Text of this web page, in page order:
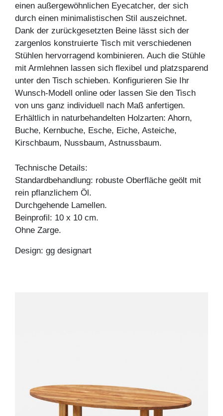
einen außergewöhnlichen Eyecatcher, der sich
durch einen minimalistischen Stil auszeichnet.
Dank der zurückgesetzten Beine lässt sich der
zargenlos konstruierte Tisch mit verschiedenen
Stühlen hervorragend kombinieren. Auch die Stühle
mit Armlehnen lassen sich flexibel und platzsparend
unter den Tisch schieben. Konfigurieren Sie Ihr
Wunsch-Modell online oder lassen Sie den Tisch
von uns ganz individuell nach Maß anfertigen.
Erhältlich in naturbehandelten Holzarten: Ahorn,
Buche, Kernbuche, Esche, Eiche, Asteiche,
Kirschbaum, Nussbaum, Astnussbaum.
Technische Details:
Standardbehandlung: robuste Oberfläche geölt mit
rein pflanzlichem Öl.
Durchgehende Lamellen.
Beinprofil: 10 x 10 cm.
Ohne Zarge.
Design: gg designart